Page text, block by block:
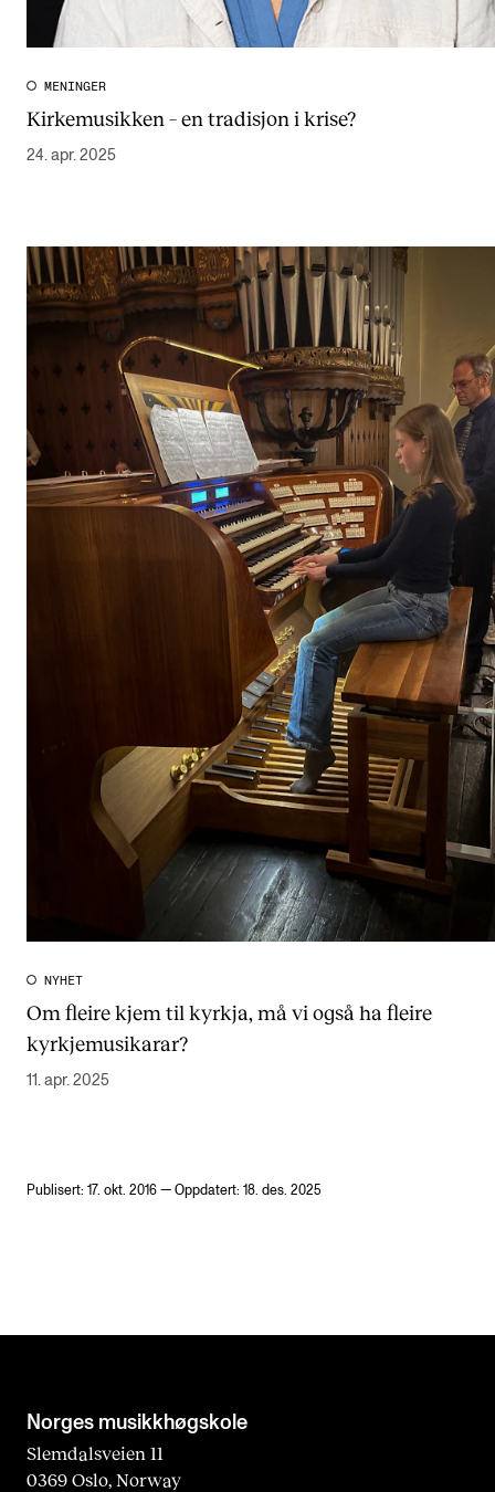
MENINGER
Kirkemusikken – en tradisjon i krise?
24. apr. 2025
NYHET
Om fleire kjem til kyrkja, må vi også ha fleire
kyrkjemusikarar?
11. apr. 2025
Publisert: 17. okt. 2016 — Oppdatert: 18. des. 2025
Norges musikk­høgskole
Slemdalsveien 11
0369 Oslo, Norway